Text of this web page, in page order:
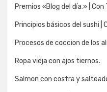
Premios «Blog del día.» |
Principios básicos del sushi |
Procesos de coccion de los
Ropa vieja con ajos tiernos.
Salmon con costra y